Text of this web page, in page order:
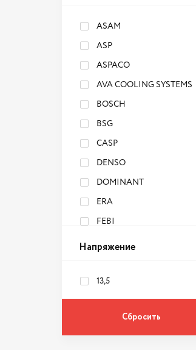
ASAM
ASP
ASPACO
AVA COOLING SYSTEMS
BOSCH
BSG
CASP
DENSO
DOMINANT
ERA
FEBI
HANS PRIES
JAPANPARTS
JP GROUP
Напряжение
13,5